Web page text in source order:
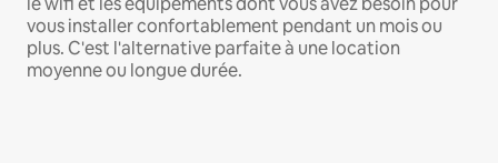
vous installer confortablement pendant un mois ou
plus. C'est l'alternative parfaite à une location
moyenne ou longue durée.